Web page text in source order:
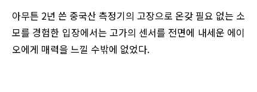
아무튼 2년 쓴 중국산 측정기의 고장으로 온갖 필요 없는 소
모를 경험한 입장에서는 고가의 센서를 전면에 내세운 에이
오에게 매력을 느낄 수밖에 없었다.